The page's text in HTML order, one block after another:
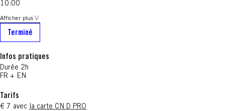
10:00
Afficher plus
Terminé
Infos pratiques
Durée 2h
FR + EN
Tarifs
€ 7 avec la carte CN D PRO